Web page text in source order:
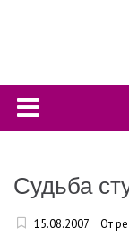
Судьба
15.08.2007 От